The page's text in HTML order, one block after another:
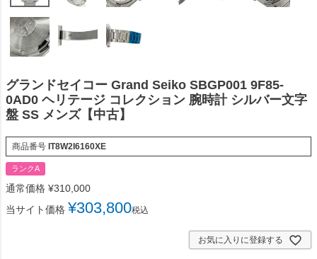
グランドセイコー Grand Seiko SBGP001 9F85-
0AD0 ヘリテージ コレクション 腕時計 シルバー文字
盤 SS メンズ【中古】
商品番号 IT8W2I6160XE
ランクA
通常価格 ¥310,000
当サイト価格 ¥303,800税込
お気に入りに登録する